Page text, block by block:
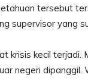
tersebut
supervisor yang
krisis kecil terjadi.
negeri